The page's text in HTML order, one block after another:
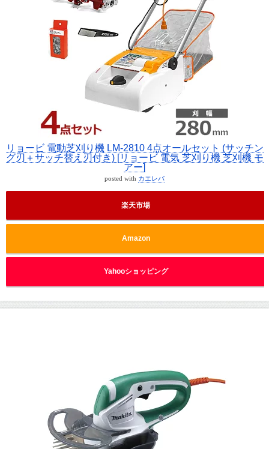
リョービ 電動芝刈り機 LM-2810 4点オールセット (サッチン
グ刃＋サッチ替え刃付き) [リョービ 電気 芝刈り機 芝刈機 モ
アー]
posted with カエレバ
楽天市場
Amazon
Yahooショッピング